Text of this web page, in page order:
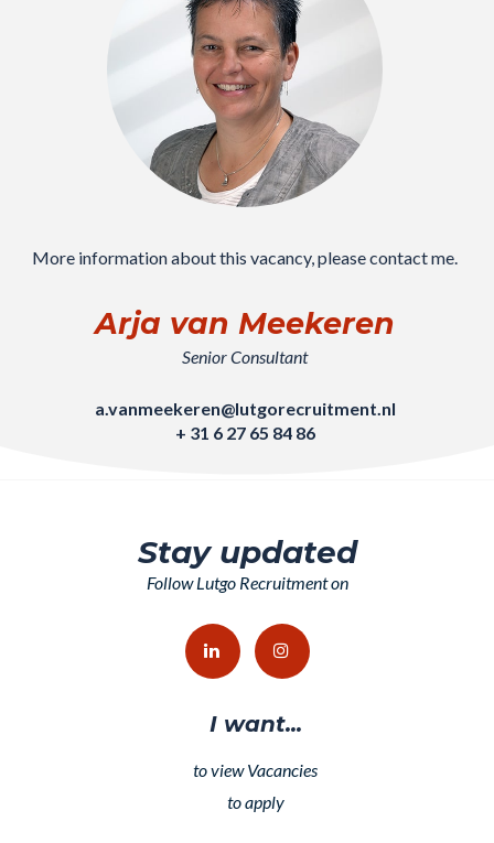
More information about this vacancy, please contact me.
Arja van Meekeren
Senior Consultant
a.vanmeekeren@lutgorecruitment.nl
+ 31 6 27 65 84 86
Stay updated
Follow Lutgo Recruitment on
I want...
to view Vacancies
to apply